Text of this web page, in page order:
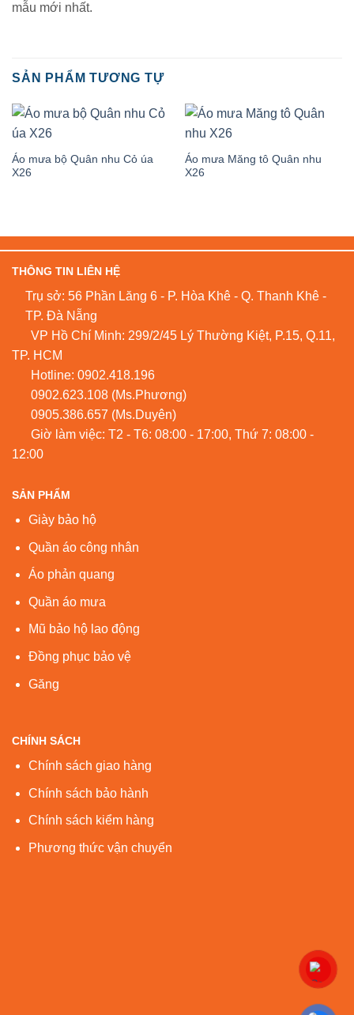
mẫu mới nhất.
SẢN PHẨM TƯƠNG TỰ
Áo mưa bộ Quân nhu Cỏ úa
X26
Áo mưa Măng tô Quân nhu
X26
THÔNG TIN LIÊN HỆ
Trụ sở: 56 Phần Lăng 6 - P. Hòa Khê - Q. Thanh Khê -
TP. Đà Nẵng
VP Hồ Chí Minh: 299/2/45 Lý Thường Kiệt, P.15, Q.11,
TP. HCM
Hotline: 0902.418.196
0902.623.108 (Ms.Phương)
0905.386.657 (Ms.Duyên)
Giờ làm việc: T2 - T6: 08:00 - 17:00, Thứ 7: 08:00 -
12:00
SẢN PHẨM
Giày bảo hộ
Quần áo công nhân
Áo phản quang
Quần áo mưa
Mũ bảo hộ lao động
Đồng phục bảo vệ
Găng
CHÍNH SÁCH
Chính sách giao hàng
Chính sách bảo hành
Chính sách kiểm hàng
Phương thức vận chuyển